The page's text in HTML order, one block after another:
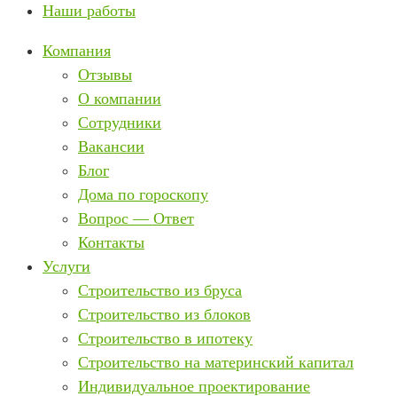
Наши работы
Компания
Отзывы
О компании
Сотрудники
Вакансии
Блог
Дома по гороскопу
Вопрос — Ответ
Контакты
Услуги
Строительство из бруса
Строительство из блоков
Строительство в ипотеку
Строительство на материнский капитал
Индивидуальное проектирование